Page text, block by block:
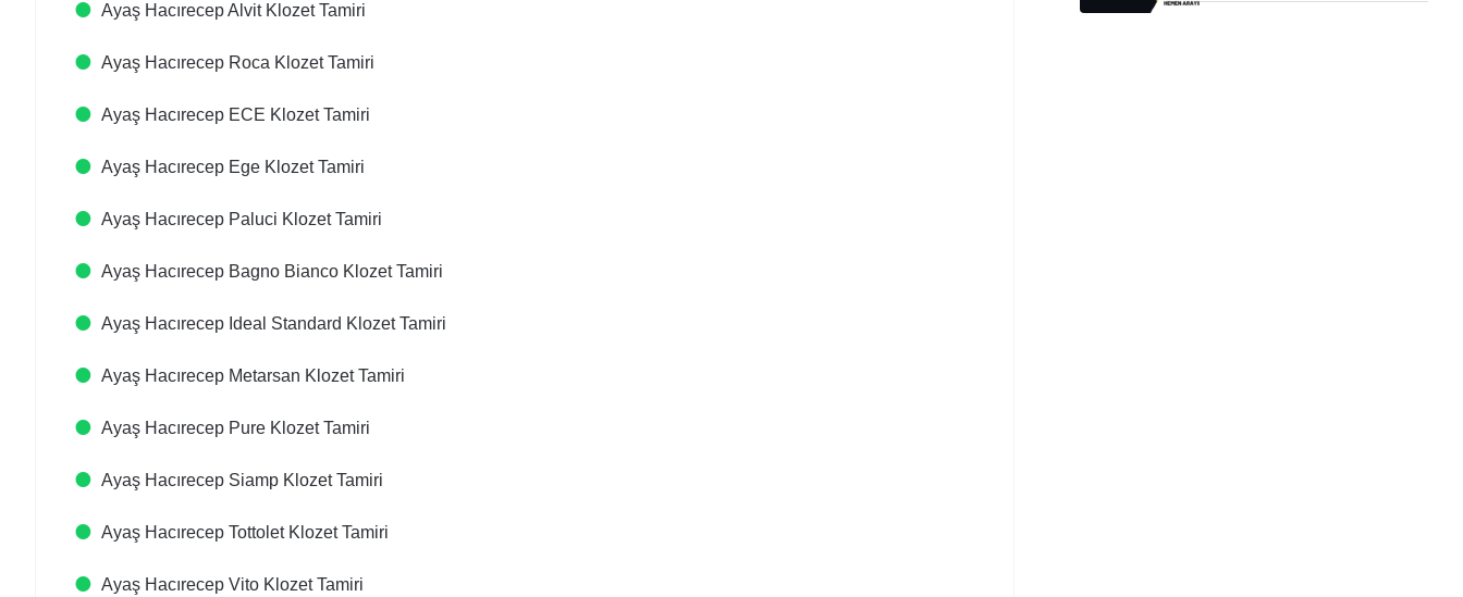
Ayaş Hacırecep Alvit Klozet Tamiri
Ayaş Hacırecep Roca Klozet Tamiri
Ayaş Hacırecep ECE Klozet Tamiri
Ayaş Hacırecep Ege Klozet Tamiri
Ayaş Hacırecep Paluci Klozet Tamiri
Ayaş Hacırecep Bagno Bianco Klozet Tamiri
Ayaş Hacırecep Ideal Standard Klozet Tamiri
Ayaş Hacırecep Metarsan Klozet Tamiri
Ayaş Hacırecep Pure Klozet Tamiri
Ayaş Hacırecep Siamp Klozet Tamiri
Ayaş Hacırecep Tottolet Klozet Tamiri
Ayaş Hacırecep Vito Klozet Tamiri